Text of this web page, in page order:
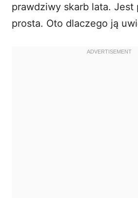
prawdziwy skarb lata. Jest
prosta. Oto dlaczego ją